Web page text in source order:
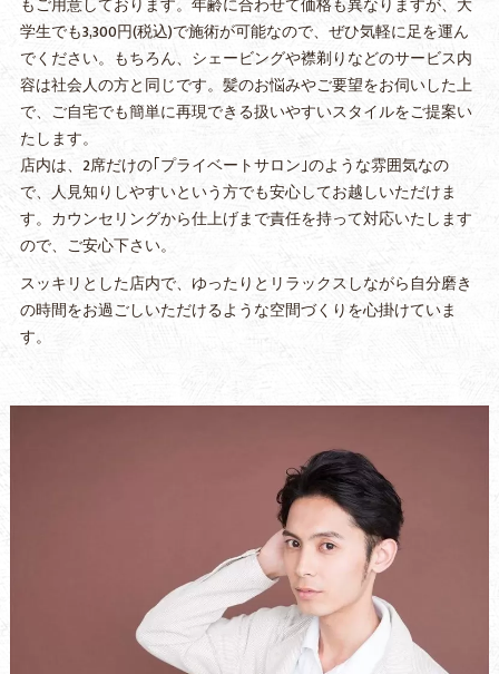
もご用意しております。年齢に合わせて価格も異なりますが、大
学生でも3,300円(税込)で施術が可能なので、ぜひ気軽に足を運ん
でください。もちろん、シェービングや襟剃りなどのサービス内
容は社会人の方と同じです。髪のお悩みやご要望をお伺いした上
で、ご自宅でも簡単に再現できる扱いやすいスタイルをご提案い
たします。
店内は、2席だけの｢プライベートサロン｣のような雰囲気なの
で、人見知りしやすいという方でも安心してお越しいただけま
す。カウンセリングから仕上げまで責任を持って対応いたします
ので、ご安心下さい。
スッキリとした店内で、ゆったりとリラックスしながら自分磨き
の時間をお過ごしいただけるような空間づくりを心掛けていま
す。